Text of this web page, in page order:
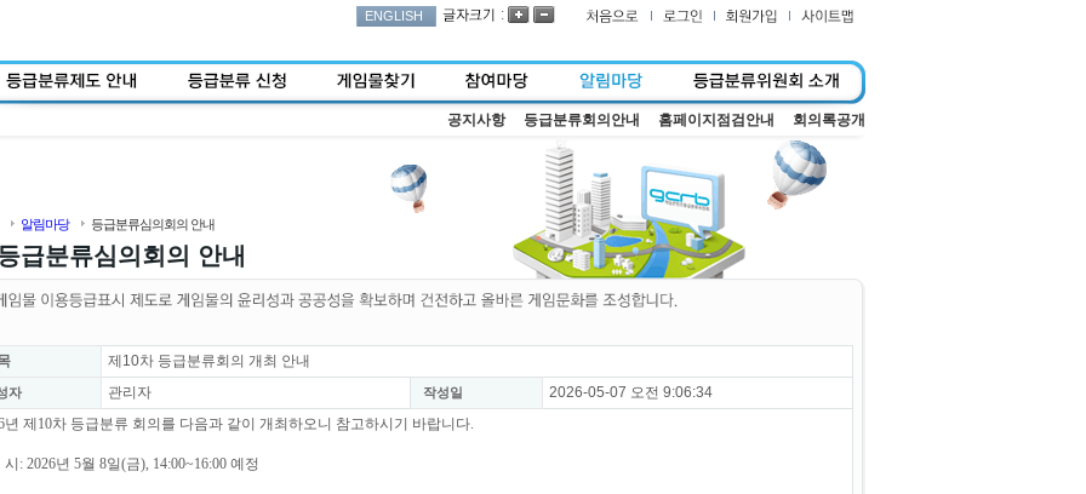
ENGLISH :
공지사항 등급분류회의안내 홈페이지점검안내 회의록공개
알림마당 등급분류심의회의 안내
급분류심의회의 안내
제10차 등급분류회의 개최 안내
자 관리자 작성일
2026-05-07 오전 9:06:34
년 제10차 등급분류 회의를 다음과 같이 개최하오니 참고하시기 바랍니다.
시: 2026년 5월 8일(금), 14:00~16:00 예정